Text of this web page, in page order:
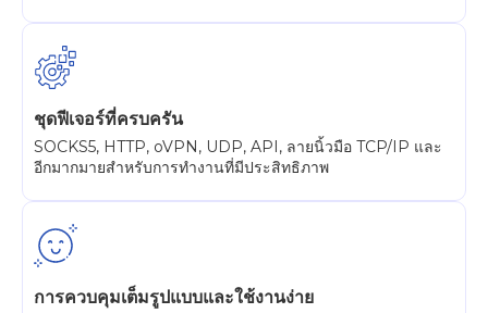
ชุดฟีเจอร์ที่ครบครัน
SOCKS5, HTTP, oVPN, UDP, API, ลายนิ้วมือ TCP/IP และ
อีกมากมายสำหรับการทำงานที่มีประสิทธิภาพ
การควบคุมเต็มรูปแบบและใช้งานง่าย